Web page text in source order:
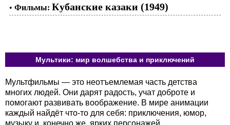
• Фильмы: Кубанские казаки (1949)
Мультики: мир волшебства и приключений
Мультфильмы — это неотъемлемая часть детства
многих людей. Они дарят радость, учат доброте и
помогают развивать воображение. В мире анимации
каждый найдёт что-то для себя: приключения, юмор,
музыку и, конечно же, ярких персонажей.